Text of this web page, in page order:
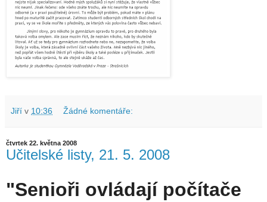
Jiří v 10:36 Žádné komentáře:
čtvrtek 22. května 2008
Učitelské listy, 21. 5. 2008
"Senioři ovládají počítače